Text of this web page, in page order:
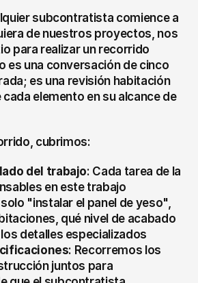
subcontratista comience a
de nuestros proyectos, nos
para realizar un recorrido
es una conversación de cinco
es una revisión habitación
elemento en su alcance de
cubrimos:
del trabajo: Cada tarea de la
en este trabajo
"instalar el panel de yeso",
qué nivel de acabado
detalles especializados
: Recorremos los
juntos para